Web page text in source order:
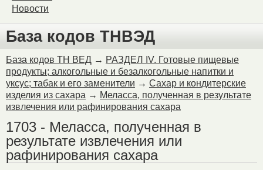
Новости
База кодов ТНВЭД
База кодов ТН ВЕД → РАЗДЕЛ IV. Готовые пищевые
продукты; алкогольные и безалкогольные напитки и
уксус; табак и его заменители → Сахар и кондитерские
изделия из сахара → Меласса, полученная в результате
извлечения или рафинирования сахара
1703 - Меласса, полученная в
результате извлечения или
рафинирования сахара